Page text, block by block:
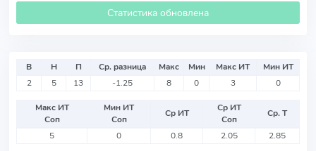
Статистика обновлена
В Н П Ср. разница Макс Мин Макс ИТ
Мин ИТ
2
5 13 -1.25 8 0 3 0
Макс ИТ
Соп
Мин ИТ
Соп
Ср ИТ
Ср ИТ
Соп
Ср. Т
5
0 0.8 2.05 2.85